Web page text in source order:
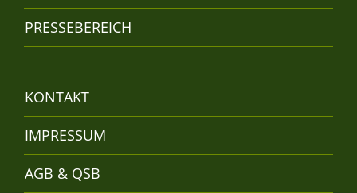
PRESSEBEREICH
KONTAKT
IMPRESSUM
AGB & QSB